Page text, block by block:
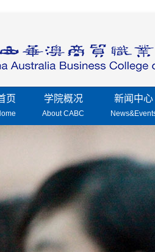
页 学院概况
About CABC
新闻中心